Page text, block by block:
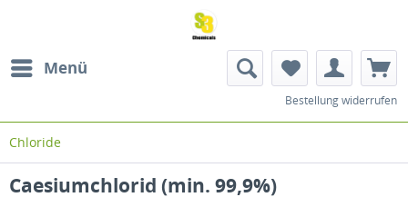
Menü
Bestellung widerrufen
Chloride
Caesiumchlorid (min. 99,9%)